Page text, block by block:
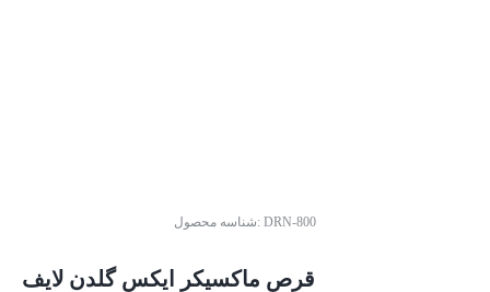
شناسه محصول: DRN-800
قرص ماکسیکر ایکس گلدن لایف